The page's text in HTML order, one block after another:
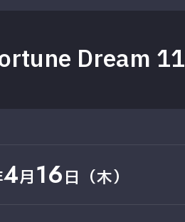
Dream 11
4月16日（木）